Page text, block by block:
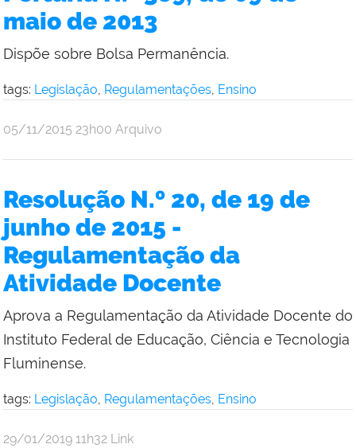
maio de 2013
Dispõe sobre Bolsa Permanência.
tags: Legislação, Regulamentações, Ensino
por
Reitoria
publicado
05/11/2015 23h00 Arquivo
Resolução N.º 20, de 19 de
junho de 2015 -
Regulamentação da
Atividade Docente
Aprova a Regulamentação da Atividade Docente do
Instituto Federal de Educação, Ciência e Tecnologia
Fluminense.
tags: Legislação, Regulamentações, Ensino
por
publicado
29/01/2019 11h32 Link